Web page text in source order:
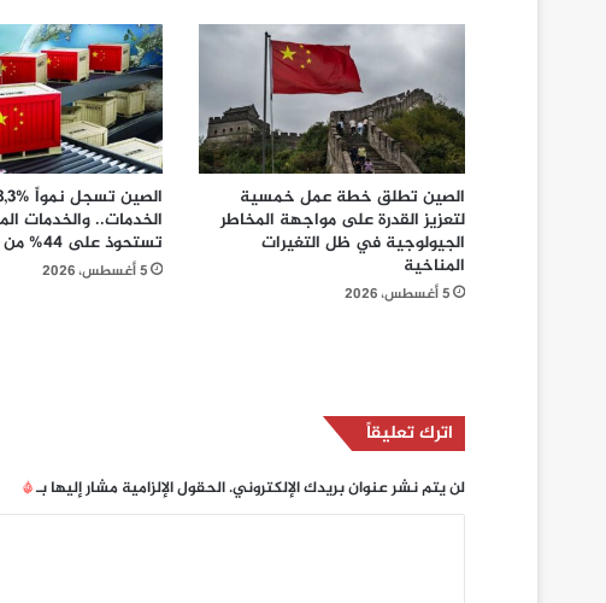
الصين تطلق خطة عمل خمسية
لتعزيز القدرة على مواجهة المخاطر
الجيولوجية في ظل التغيرات
المناخية
5 أغسطس، 2026
الخدمات.. والخدمات
تستحوذ على 44% من المبادلات
5 أغسطس، 2026
اترك تعليقاً
لن يتم نشر عنوان بريدك الإلكتروني.الحقول الإلزامية مشار إليها بـ*